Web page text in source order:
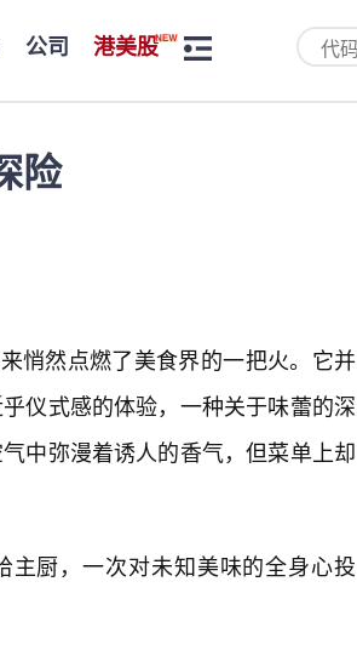
公司 港美股
险
悄然点燃了美食界的一把火。它并
仪式感的体验，一种关于味蕾的深
中弥漫着诱人的香气，但菜单上却
主厨，一次对未知美味的全身心投